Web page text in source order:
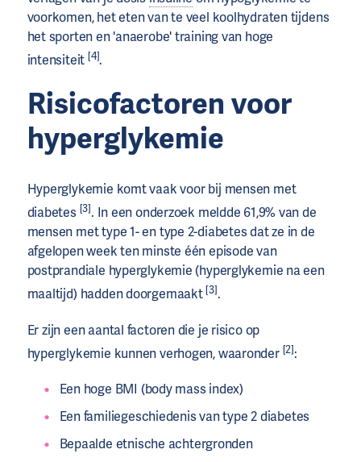
voorkomen, het eten van te veel koolhydraten tijdens
het sporten en 'anaerobe' training van hoge
intensiteit [4].
Risicofactoren voor
hyperglykemie
Hyperglykemie komt vaak voor bij mensen met
diabetes [3]. In een onderzoek meldde 61,9% van de
mensen met type 1- en type 2-diabetes dat ze in de
afgelopen week ten minste één episode van
postprandiale hyperglykemie (hyperglykemie na een
maaltijd) hadden doorgemaakt[3].
Er zijn een aantal factoren die je risico op
hyperglykemie kunnen verhogen, waaronder [2]:
Een hoge BMI (body mass index)
Een familiegeschiedenis van type 2 diabetes
Bepaalde etnische achtergronden